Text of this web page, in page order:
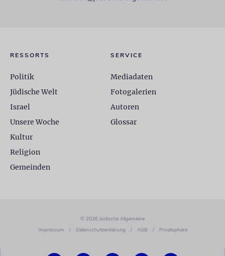
RESSORTS
Politik
Jüdische Welt
Israel
Unsere Woche
Kultur
Religion
Gemeinden
SERVICE
Mediadaten
Fotogalerien
Autoren
Glossar
© 2026 Jüdische Allgemeine
Impressum
/ Datenschutzerklärung / AGB / Privatsphäre